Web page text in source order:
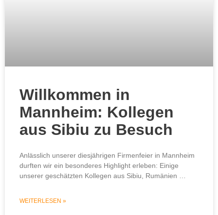
Willkommen in
Mannheim: Kollegen
aus Sibiu zu Besuch
Anlässlich unserer diesjährigen Firmenfeier in Mannheim
durften wir ein besonderes Highlight erleben: Einige
unserer geschätzten Kollegen aus Sibiu, Rumänien …
WEITERLESEN »